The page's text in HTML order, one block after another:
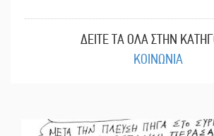
ΔΕΙΤΕ ΤΑ ΟΛΑ ΣΤΗΝ
ΚΟΙΝΩΝΙΑ